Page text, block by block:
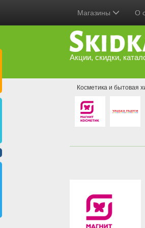
Магазины О
Акции, скидки,
Косметика и бытовая